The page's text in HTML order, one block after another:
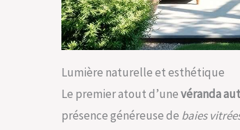
Lumière naturelle et esthétique
Le premier atout d’unevéranda
présence généreuse de baies